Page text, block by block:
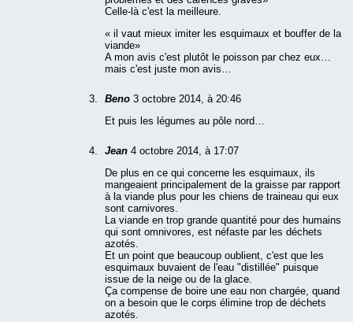
Celle-là c'est la meilleure.
« il vaut mieux imiter les esquimaux et bouffer de la
viande»
A mon avis c'est plutôt le poisson par chez eux…
mais c'est juste mon avis…
Beno 3 octobre 2014, à 20:46
Et puis les légumes au pôle nord…
Jean 4 octobre 2014, à 17:07
De plus en ce qui concerne les esquimaux, ils
mangeaient principalement de la graisse par rapport
à la viande plus pour les chiens de traineau qui eux
sont carnivores.
La viande en trop grande quantité pour des humains
qui sont omnivores, est néfaste par les déchets
azotés.
Et un point que beaucoup oublient, c'est que les
esquimaux buvaient de l'eau "distillée" puisque
issue de la neige ou de la glace.
Ça compense de boire une eau non chargée, quand
on a besoin que le corps élimine trop de déchets
azotés.